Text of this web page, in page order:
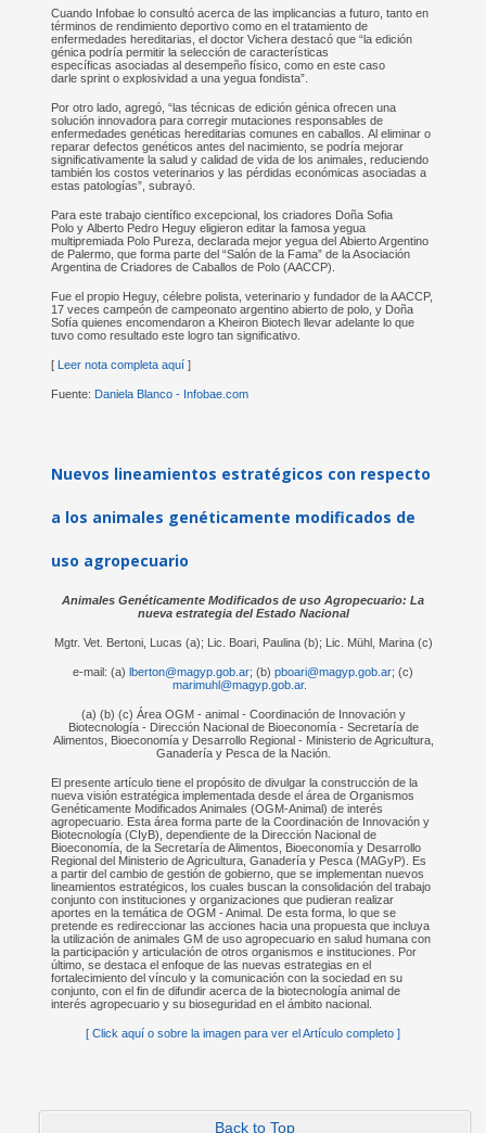
Cuando Infobae lo consultó acerca de las implicancias a futuro, tanto en
términos de rendimiento deportivo como en el tratamiento de
enfermedades hereditarias, el doctor Vichera destacó que “la edición
génica podría permitir la selección de características
específicas asociadas al desempeño físico, como en este caso
darle sprint o explosividad a una yegua fondista”.
Por otro lado, agregó, “las técnicas de edición génica ofrecen una
solución innovadora para corregir mutaciones responsables de
enfermedades genéticas hereditarias comunes en caballos. Al eliminar o
reparar defectos genéticos antes del nacimiento, se podría mejorar
significativamente la salud y calidad de vida de los animales, reduciendo
también los costos veterinarios y las pérdidas económicas asociadas a
estas patologías”, subrayó.
Para este trabajo científico excepcional, los criadores Doña Sofia
Polo y Alberto Pedro Heguy eligieron editar la famosa yegua
multipremiada Polo Pureza, declarada mejor yegua del Abierto Argentino
de Palermo, que forma parte del “Salón de la Fama” de la Asociación
Argentina de Criadores de Caballos de Polo (AACCP).
Fue el propio Heguy, célebre polista, veterinario y fundador de la AACCP,
17 veces campeón de campeonato argentino abierto de polo, y Doña
Sofía quienes encomendaron a Kheiron Biotech llevar adelante lo que
tuvo como resultado este logro tan significativo.
[Leer nota completa aquí ]
Fuente: Daniela Blanco - Infobae.com
Nuevos lineamientos estratégicos con respecto
a los animales genéticamente modificados de
uso agropecuario
Animales Genéticamente Modificados de uso Agropecuario: La
nueva estrategia del Estado Nacional
Mgtr. Vet. Bertoni, Lucas (a); Lic. Boari, Paulina (b); Lic. Mühl, Marina (c)
e-mail: (a) lberton@magyp.gob.ar; (b) pboari@magyp.gob.ar; (c)
marimuhl@magyp.gob.ar.
(a) (b) (c) Área OGM - animal - Coordinación de Innovación y
Biotecnología - Dirección Nacional de Bioeconomía - Secretaría de
Alimentos, Bioeconomía y Desarrollo Regional - Ministerio de Agricultura,
Ganadería y Pesca de la Nación.
El presente artículo tiene el propósito de divulgar la construcción de la
nueva visión estratégica implementada desde el área de Organismos
Genéticamente Modificados Animales (OGM-Animal) de interés
agropecuario. Esta área forma parte de la Coordinación de Innovación y
Biotecnología (CIyB), dependiente de la Dirección Nacional de
Bioeconomía, de la Secretaría de Alimentos, Bioeconomía y Desarrollo
Regional del Ministerio de Agricultura, Ganadería y Pesca (MAGyP). Es
a partir del cambio de gestión de gobierno, que se implementan nuevos
lineamientos estratégicos, los cuales buscan la consolidación del trabajo
conjunto con instituciones y organizaciones que pudieran realizar
aportes en la temática de OGM - Animal. De esta forma, lo que se
pretende es redireccionar las acciones hacia una propuesta que incluya
la utilización de animales GM de uso agropecuario en salud humana con
la participación y articulación de otros organismos e instituciones. Por
último, se destaca el enfoque de las nuevas estrategias en el
fortalecimiento del vínculo y la comunicación con la sociedad en su
conjunto, con el fin de difundir acerca de la biotecnología animal de
interés agropecuario y su bioseguridad en el ámbito nacional.
[ Click aquí o sobre la imagen para ver el Artículo completo ]
Back to Top